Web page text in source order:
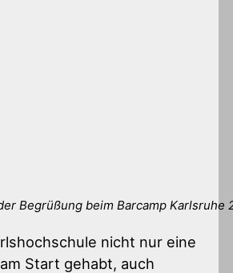
Begrüßung beim Barcamp Karlsruhe
nicht nur eine
Start gehabt, auch